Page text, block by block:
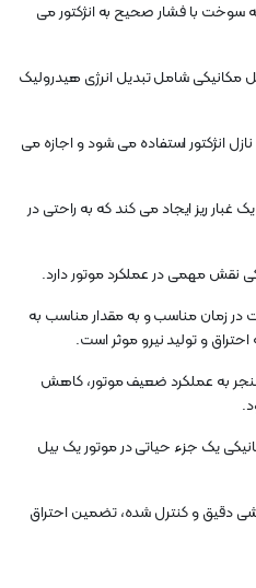
با فشار صحیح به انژکتور می
مکانیکی شامل تبدیل انرژی هیدرولیک
انژکتور استفاده می شود و اجازه می
غبار ریز ایجاد می کند که به راحتی در
در زمان مناسب و به مقدار مناسب به
و تولید نیرو موثر است.
به عملکرد ضعیف موتور، کاهش
یک جزء حیاتی در موتور یک بیل
دقیق و کنترل شده، تضمین احتراق